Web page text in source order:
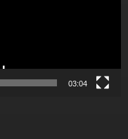
03:04